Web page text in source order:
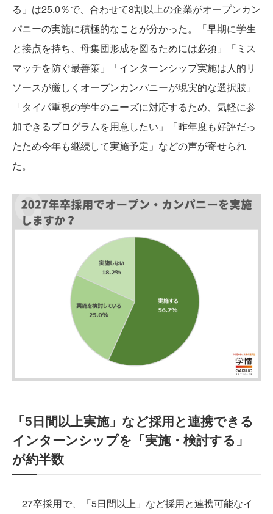
る」は25.0％で、合わせて8割以上の企業がオープンカン
パニーの実施に積極的なことが分かった。「早期に学生
と接点を持ち、母集団形成を図るためには必須」「ミス
マッチを防ぐ最善策」「インターンシップ実施は人的リ
ソースが厳しくオープンカンパニーが現実的な選択肢」
「タイパ重視の学生のニーズに対応するため、気軽に参
加できるプログラムを用意したい」「昨年度も好評だっ
たため今年も継続して実施予定」などの声が寄せられ
た。
「5日間以上実施」など採用と連携できる
インターンシップを「実施・検討する」
が約半数
27卒採用で、「5日間以上」など採用と連携可能なイ